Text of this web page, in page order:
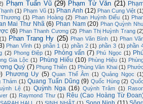
Phạm Tuấn Vũ (29) Phạm Tử Văn (21)
(1) Phạm Vũ (1) Phan Anh (12) Phan Cung Việt
(1) Phan Hoàng (2) Phan Huỳnh Điểu (1)
Mai Thư Nhã (6) Phan Nam (20) Phan Quỳnh
(6) Phan Thanh Cương (2) Phan Thị Huỳnh Trang
(1) Phan Trang Hy (25) Phan Văn Bình (1) Phan
Phan Vĩnh (1) phần 1 (1) phần 2 (1) phần 3 (1) phần
(2) Phong Điệp (1) Phỏng vấn (7) Phú Ngọc (1)
Gia Lộc (1) Phùng Hiếu (10) Phùng Hiệu (1)
Quý (7) Phụng Thiên (1) Phùng Văn Khai (1)
Phương Uy (5) Quan Thế Âm (1) Quảng Ngọc
Thám (1) Quang Tuấn Dũng (9) Quốc Hùng (2)
Lệ (1) Quỳnh Nga (16) Quỳnh Trâm (1)
(1) Raymond Thư (1) Rêu (Cao Hoàng Từ